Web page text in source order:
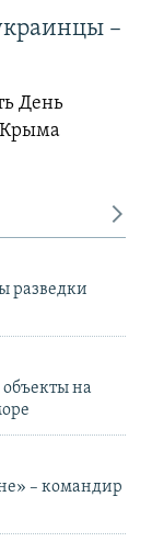
–
День
разведки
на
– командир